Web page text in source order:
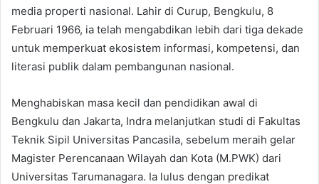
media properti nasional. Lahir di Curup, Bengkulu, 8
Februari 1966, ia telah mengabdikan lebih dari tiga dekade
untuk memperkuat ekosistem informasi, kompetensi, dan
literasi publik dalam pembangunan nasional.
Menghabiskan masa kecil dan pendidikan awal di
Bengkulu dan Jakarta, Indra melanjutkan studi di Fakultas
Teknik Sipil Universitas Pancasila, sebelum meraih gelar
Magister Perencanaan Wilayah dan Kota (M.PWK) dari
Universitas Tarumanagara. Ia lulus dengan predikat